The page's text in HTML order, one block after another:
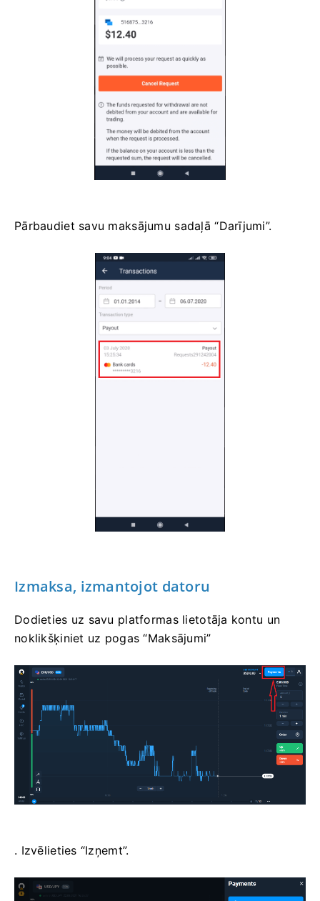
Pārbaudiet savu maksājumu sadaļā “Darījumi”.
Izmaksa, izmantojot datoru
Dodieties uz savu platformas lietotāja kontu un
noklikšķiniet uz pogas “Maksājumi”
. Izvēlieties “Izņemt”.